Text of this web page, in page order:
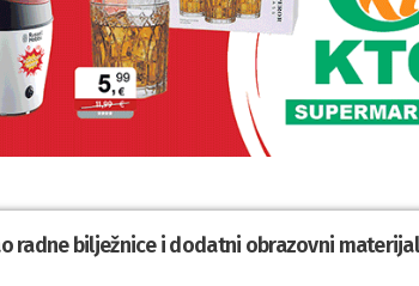
radne bilježnice i dodatni obrazovni materijal